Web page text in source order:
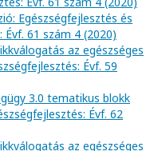
Egészségfejlesztés és
Évf. 61 szám 4 (2020)
az egészséges
Évf. 59
3.0 tematikus blokk
Évf. 62
az egészséges